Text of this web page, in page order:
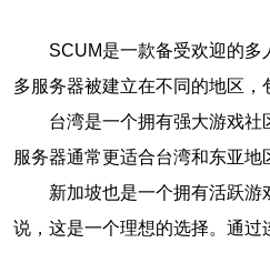
SCUM是一款备受欢迎的
多服务器被建立在不同的地区，
台湾是一个拥有强大游戏
服务器通常更适合台湾和东亚地
新加坡也是一个拥有活跃
说，这是一个理想的选择。通过